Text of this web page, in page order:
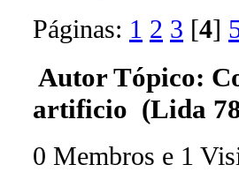
Páginas: 1 2 3 [4]
AutorTópico:
artificio (Lida
0 Membros e 1